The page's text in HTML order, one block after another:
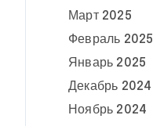
Март 2025
Февраль 2025
Январь 2025
Декабрь 2024
Ноябрь 2024